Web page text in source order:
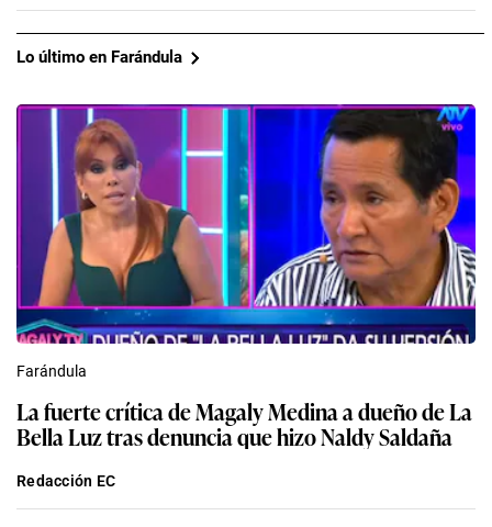
Lo último en Farándula
Farándula
La fuerte crítica de Magaly Medina a dueño de La
Bella Luz tras denuncia que hizo Naldy Saldaña
Redacción EC